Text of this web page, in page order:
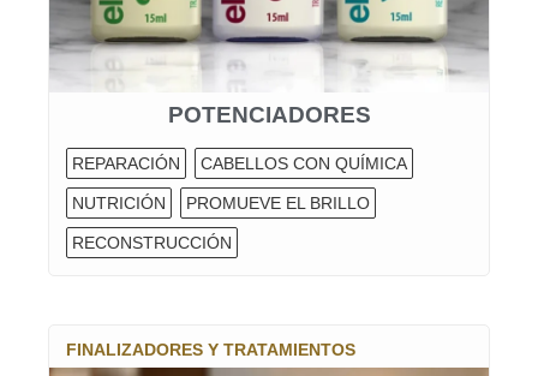
POTENCIADORES
REPARACIÓN CABELLOS CON QUÍMICA
NUTRICIÓN PROMUEVE EL BRILLO
RECONSTRUCCIÓN
FINALIZADORES Y TRATAMIENTOS